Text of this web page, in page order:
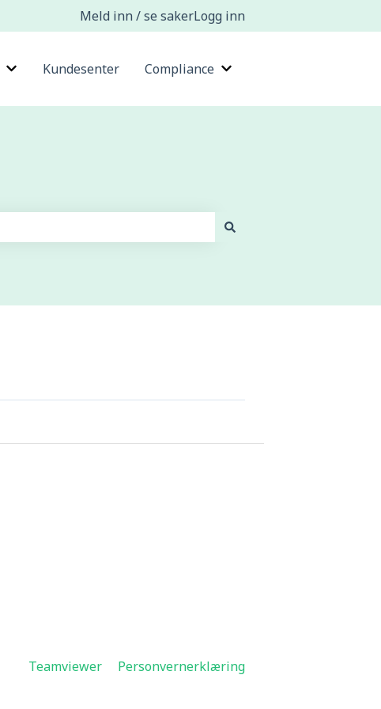
Meld inn / se sakerLogg inn
Vis undermeny for Kunnskapsbaser
Kundesenter Compliance Vis undermeny for
Teamviewer Personvernerklæring